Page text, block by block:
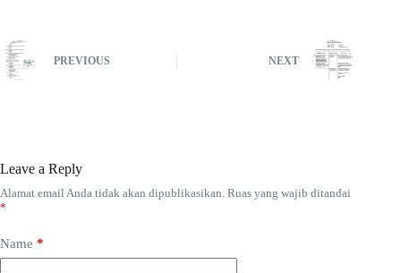
PREVIOUS NEXT
Leave a Reply
Alamat email Anda tidak akan dipublikasikan. Ruas yang wajib ditandai
*
Name *